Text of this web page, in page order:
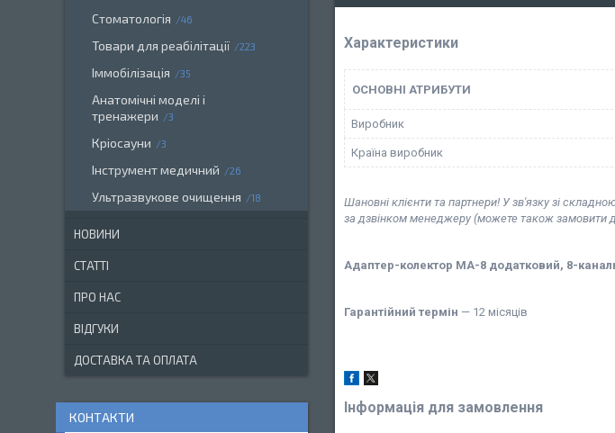
Характеристики
ОСНОВНІ АТРИБУТИ
Виробник
Країна виробник
Шановні клієнти та партнери! У зв'язку зі
за дзвінком менеджеру (можете також замовити
Адаптер-колектор MA-8 додатковий, 8-
Гарантійний термін — 12 місяців
Інформація для замовлення
Стоматологія 46
Товари для реабілітації 223
Іммобілізація 35
Анатомічні моделі і
тренажери
3
Кріосауни 3
Інструмент медичний 26
Ультразвукове очищення 18
НОВИНИ
СТАТТІ
ПРО НАС
ВІДГУКИ
ДОСТАВКА ТА ОПЛАТА
КОНТАКТИ